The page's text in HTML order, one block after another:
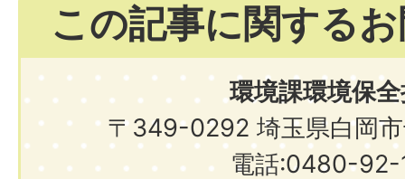
この記事に関する
環境課環境保
〒349-0292 埼玉県白岡
電話:0480-92-